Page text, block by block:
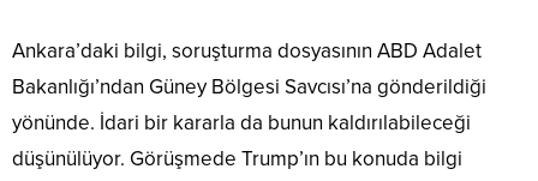
Ankara’daki bilgi, soruşturma dosyasının ABD Adalet
Bakanlığı’ndan Güney Bölgesi Savcısı’na gönderildiği
yönünde. İdari bir kararla da bunun kaldırılabileceği
düşünülüyor. Görüşmede Trump’ın bu konuda bilgi